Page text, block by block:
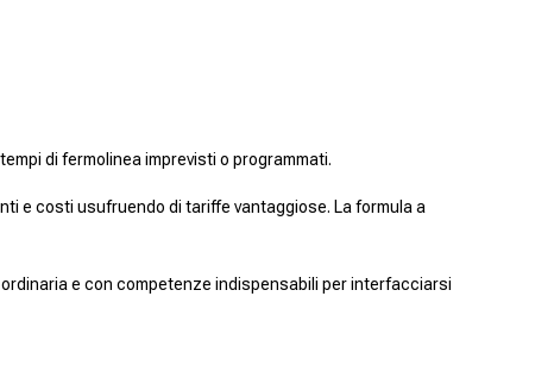
di fermolinea imprevisti o programmati.
e costi usufruendo di tariffe vantaggiose. La formula a
e con competenze indispensabili per interfacciarsi